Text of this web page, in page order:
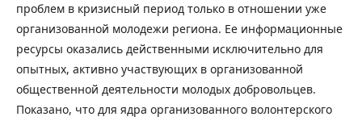
проблем в кризисный период только в отношении уже
организованной молодежи региона. Ее информационные
ресурсы оказались действенными исключительно для
опытных, активно участвующих в организованной
общественной деятельности молодых добровольцев.
Показано, что для ядра организованного волонтерского